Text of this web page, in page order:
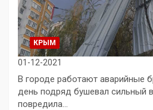
КРЫМ
01-12-2021
В городе работают аварийные
день подряд бушевал сильный
повредила…